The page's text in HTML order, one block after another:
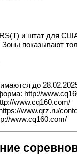
и штат для
показывают
до
http://
www.cq160.com/
www.qrz.ru/
www.cq160.com/